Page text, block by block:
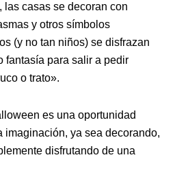
las casas se decoran con
y otros símbolos
(y no tan niños) se disfrazan
fantasía para salir a pedir
o trato».
es una oportunidad
imaginación, ya sea decorando,
disfrutando de una